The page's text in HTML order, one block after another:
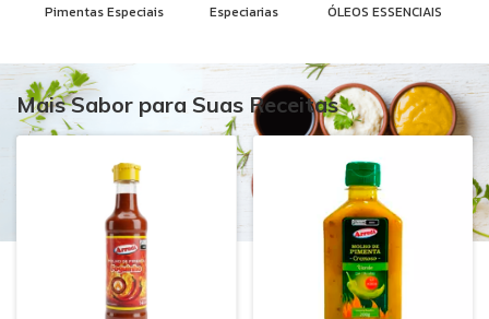
Pimentas Especiais Especiarias ÓLEOS ESSENCIAIS
Mais Sabor para Suas Receitas